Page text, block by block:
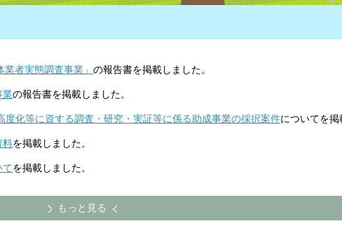
業者実態調査事業」の報告書を掲載しました。
業の報告書を掲載しました。
度化等に資する調査・研究 ・実証等に係る助成事業の採択案件についてを掲
料を掲載しました。
てを掲載しました。
もっと見る